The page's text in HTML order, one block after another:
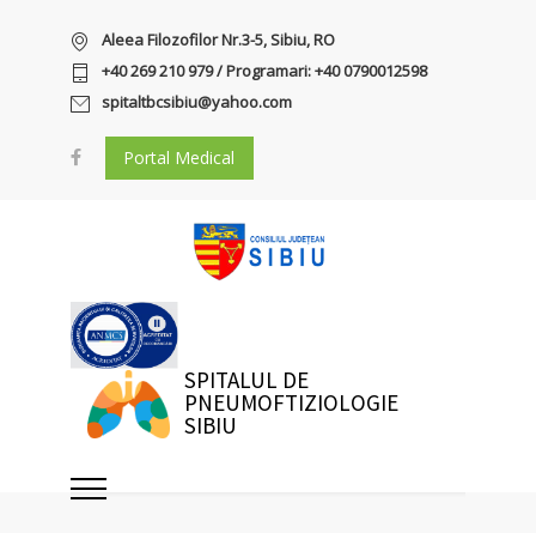
Aleea Filozofilor Nr.3-5, Sibiu, RO
+40 269 210 979 / Programari: +40 0790012598
spitaltbcsibiu@yahoo.com
Portal Medical
SPITALUL DE
PNEUMOFTIZIOLOGIE
SIBIU